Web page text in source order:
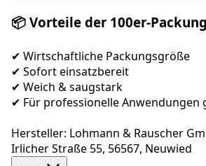
📦 Vorteile der 100er-Packung
✔ Wirtschaftliche Packungsgröße
✔ Sofort einsatzbereit
✔ Weich & saugstark
✔ Für professionelle Anwendungen
Hersteller: Lohmann & Rauscher
Irlicher Straße 55, 56567, Neuwied